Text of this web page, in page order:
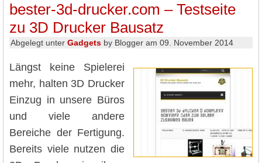
bester-3d-drucker.com – Testseite
zu 3D Drucker Bausatz
Abgelegt unter Gadgets by Blogger am 09. November 2014
Längst keine Spielerei
mehr, halten 3D Drucker
Einzug in unsere Büros
und viele andere
Bereiche der Fertigung.
Bereits viele nutzen die